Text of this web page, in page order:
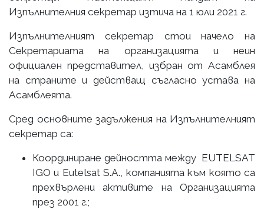
Изпълнителния секретар изтича на 1 юли 2021 г.
Изпълнителният секретар стои начело на
Секретариата на организацията и неин
официален представител, избран от Асамблея
на страните и действащ съгласно устава на
Асамблеята.
Сред основните задължения на Изпълнителният
секретар са:
Координиране дейността между EUTELSAT
IGO и Eutelsat S.A., компанията към която са
прехвърлени активите на Организацията
през 2001 г.;